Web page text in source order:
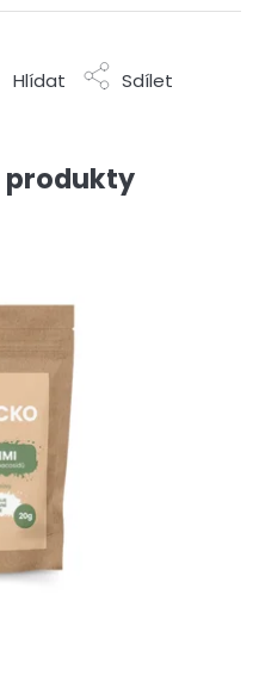
Hlídat Sdílet
produkty